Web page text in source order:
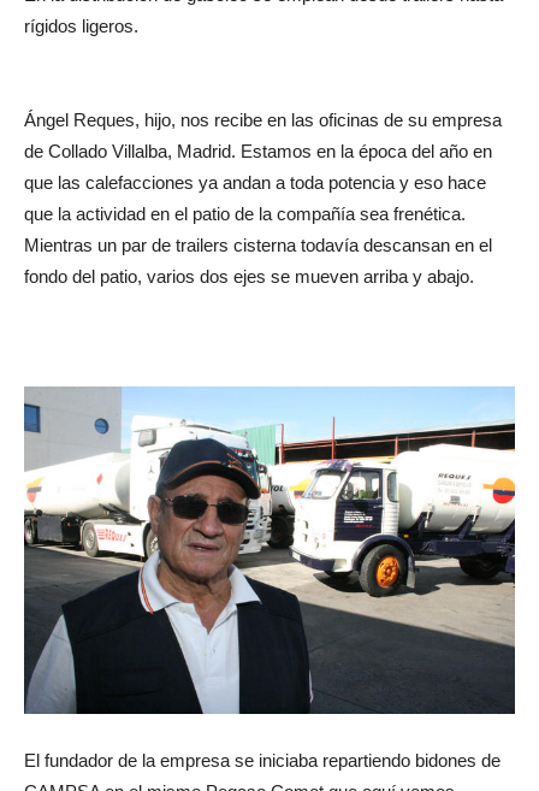
rígidos ligeros.
Ángel Reques, hijo, nos recibe en las oficinas de su empresa
de Collado Villalba, Madrid. Estamos en la época del año en
que las calefacciones ya andan a toda potencia y eso hace
que la actividad en el patio de la compañía sea frenética.
Mientras un par de trailers cisterna todavía descansan en el
fondo del patio, varios dos ejes se mueven arriba y abajo.
El fundador de la empresa se iniciaba repartiendo bidones de